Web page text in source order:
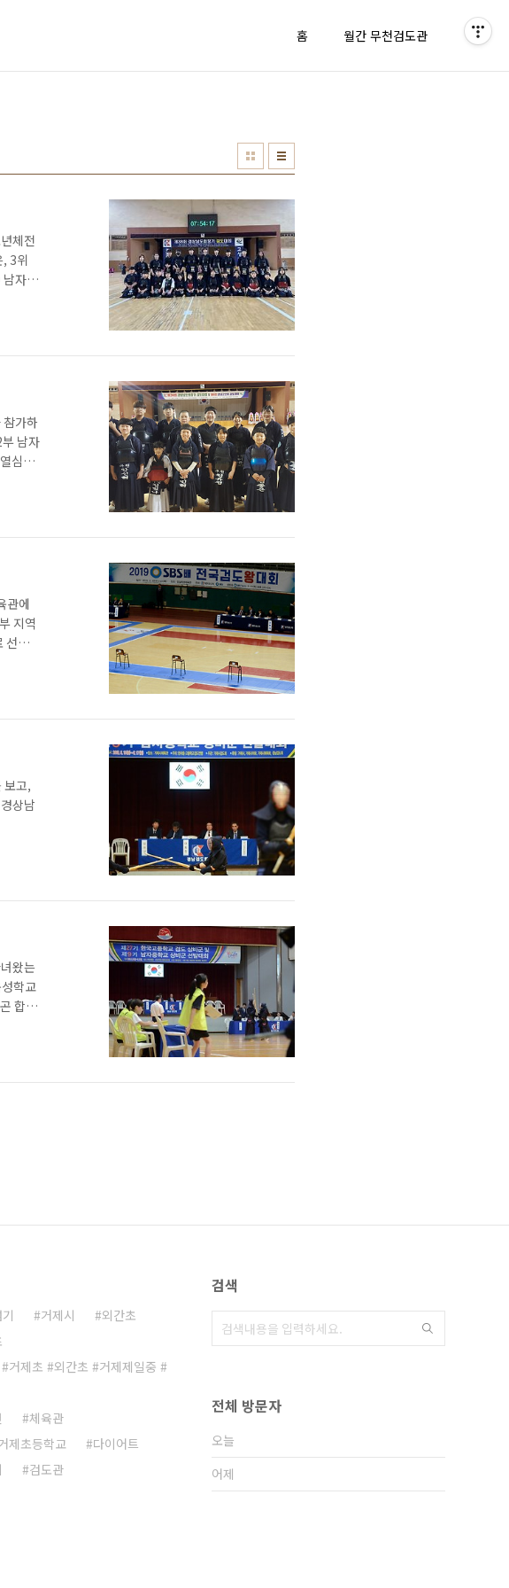
홈
월간 무천검도관
체전
3위
자
가하
남자
심히
관에
지역
선발
입니
진해
보고,
상남
왔는
학교
합니
아
거제시
외간초
제초 #외간초 #거제제일중 #
체육관
제초등학교
다이어트
검도관
검색
전체 방문자
오늘
어제